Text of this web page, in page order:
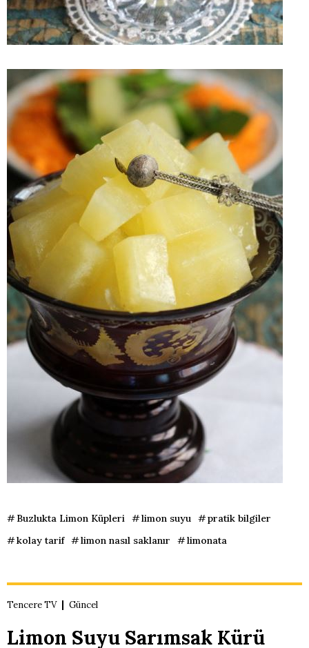
Buzlukta Limon Küpleri limon suyu
pratik bilgiler
kolay tarif
limon nasıl saklanır limonata
Tencere TV Güncel
Limon Suyu Sarımsak Kürü